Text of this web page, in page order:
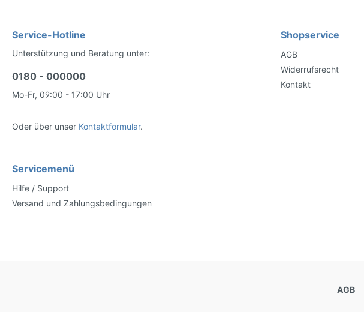
Service-Hotline
Unterstützung und Beratung unter:
0180 - 000000
Mo-Fr, 09:00 - 17:00 Uhr
Oder über unser Kontaktformular.
Shopservice
AGB
Widerrufsrecht
Kontakt
Servicemenü
Hilfe / Support
Versand und Zahlungsbedingungen
AGB